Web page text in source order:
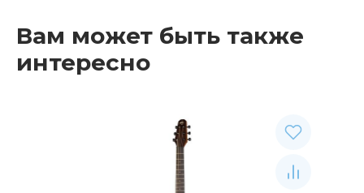
Вам может быть также
интересно